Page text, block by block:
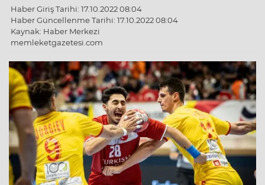
Haber Giriş Tarihi: 17.10.2022 08:04
Haber Güncellenme Tarihi: 17.10.2022 08:04
Kaynak: Haber Merkezi
memleketgazetesi.com